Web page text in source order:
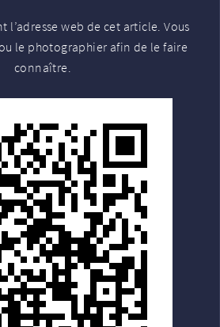
l’adresse web de cet article. Vous
le photographier afin de le faire
connaître.